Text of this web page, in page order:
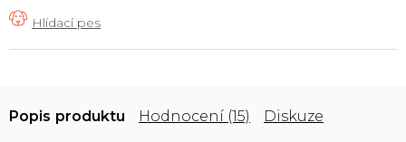
Popis Hodnocení (15) Diskuze